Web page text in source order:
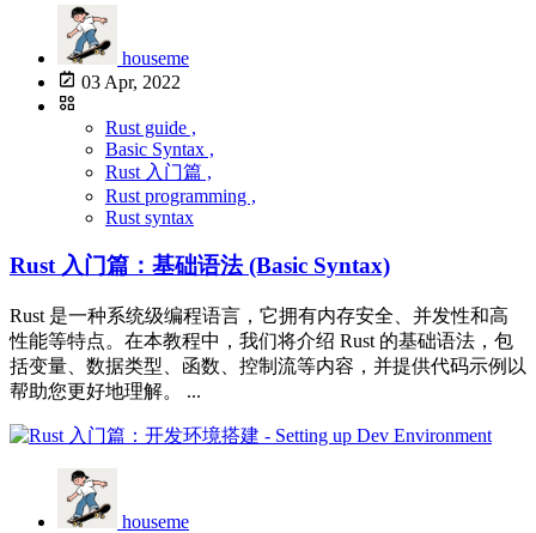
houseme
03 Apr, 2022
Rust guide ,
Basic Syntax ,
Rust 入门篇 ,
Rust programming ,
Rust syntax
Rust 入门篇：基础语法 (Basic Syntax)
Rust 是一种系统级编程语言，它拥有内存安全、并发性和高
性能等特点。在本教程中，我们将介绍 Rust 的基础语法，包
括变量、数据类型、函数、控制流等内容，并提供代码示例以
帮助您更好地理解。 ...
houseme